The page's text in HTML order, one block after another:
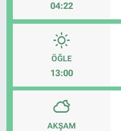
04:22
ÖĞLE
13:00
AKŞAM